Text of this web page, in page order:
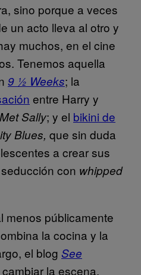
sino porque a veces
un acto lleva al otro y
muchos, en el cine
Tenemos aquella
9 ½ Weeks; la
entre Harry y
Sally; y el bikini de
Blues, que sin duda
a crear sus
con whipped
públicamente
la cocina y la
el blog See
la escena.